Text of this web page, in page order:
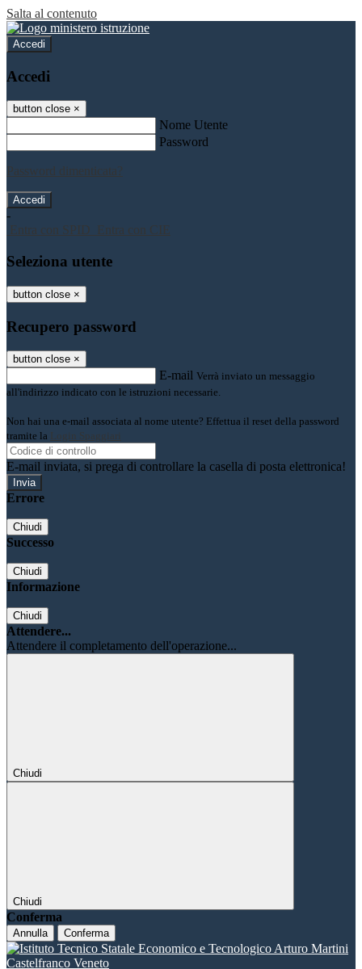
Salta al contenuto
Accedi
Accedi
button close ×
Nome Utente
Password
Password dimenticata?
-
Entra con SPID
Entra con CIE
Seleziona utente
button close ×
Recupero password
button close ×
E-mail Verrà inviato un messaggio
all'indirizzo indicato con le istruzioni necessarie.
Non hai una e-mail associata al nome utente? Effettua il reset della password
tramite la Login Spaggiari
E-mail inviata, si prega di controllare la casella di posta elettronica!
Errore
Chiudi
Successo
Chiudi
Informazione
Chiudi
Attendere...
Attendere il completamento dell'operazione...
Chiudi
Chiudi
Conferma
Annulla Conferma